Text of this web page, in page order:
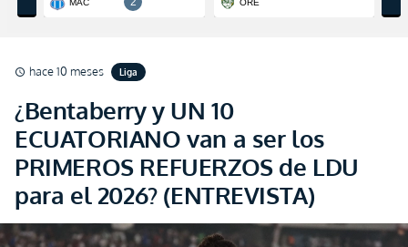
schedule hace 10 meses Liga
¿Bentaberry y UN 10
ECUATORIANO van a ser los
PRIMEROS REFUERZOS de LDU
para el 2026? (ENTREVISTA)